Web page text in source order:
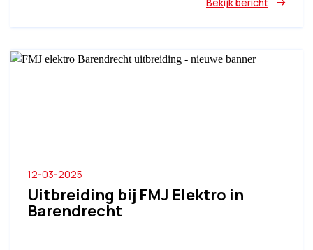
12-03-2025
Uitbreiding bij FMJ Elektro in
Barendrecht